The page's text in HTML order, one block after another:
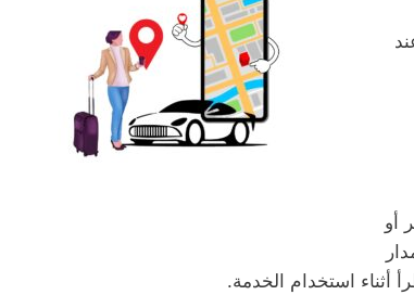
أو
أثناء استخدام الخدمة.